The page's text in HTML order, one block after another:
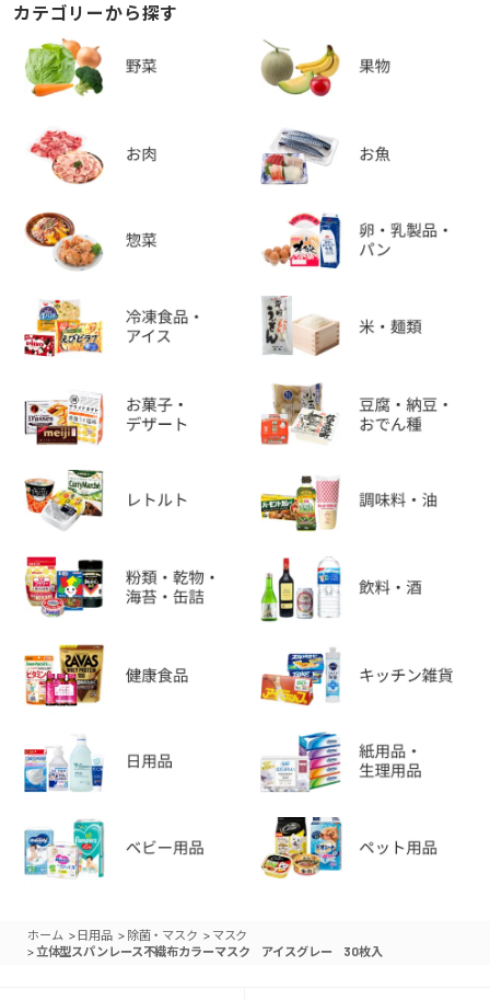
カテゴリーから探す
ホーム > 日用品 > 除菌・マスク > マスク
> 立体型スパンレース不織布カラーマスク アイスグレー 30枚入